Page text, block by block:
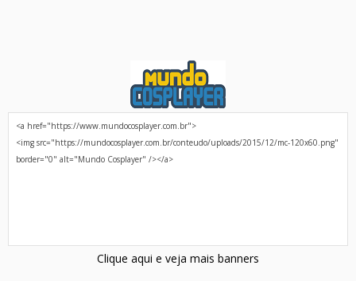
Clique aqui e veja mais banners